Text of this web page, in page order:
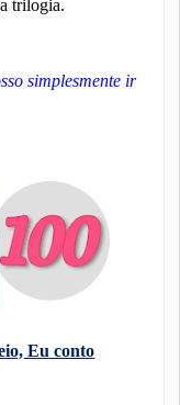
trilogia.
simplesmente ir
Eu conto